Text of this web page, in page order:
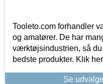
Tooleto.com forhandler
og amatører. De har
værktøjsindustrien, så
bedste produkter. Klik
Se